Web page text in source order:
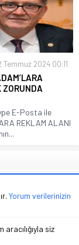
Temmuz 2024 00:11
E-Posta ile
REKLAM ALANI
Yorum verilerinizin
siz